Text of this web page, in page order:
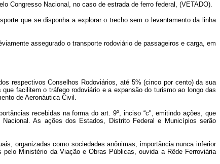
Congresso Nacional, no caso de estrada de ferro federal, (VETADO).
que se disponha a explorar o trecho sem o levantamento da linha
assegurado o transporte rodoviário de passageiros e carga, em
respectivos Conselhos Rodoviários, até 5% (cinco por cento) da sua
facilitem o tráfego rodoviário e a expansão do turismo ao longo das
de Aeronáutica Civil.
recebidas na forma do art. 9º, inciso “c", emitindo ações, que
As ações dos Estados, Distrito Federal e Municípios serão
organizadas como sociedades anônimas, importância nunca inferior
Ministério da Viação e Obras Públicas, ouvida a Rêde Ferroviária